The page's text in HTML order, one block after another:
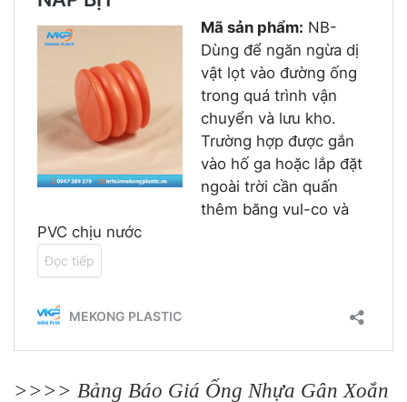
>>>> Bảng Báo Giá Ống Nhựa Gân Xoắn